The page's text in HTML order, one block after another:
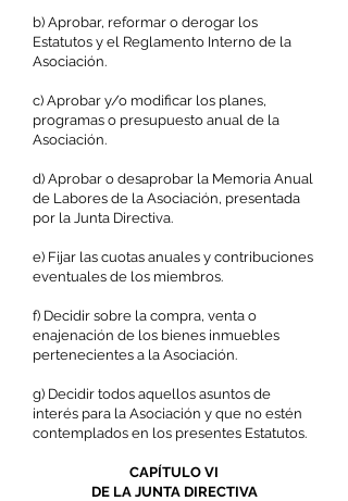
b) Aprobar, reformar o derogar los
Estatutos y el Reglamento Interno de la
Asociación.
c) Aprobar y/o modificar los planes,
programas o presupuesto anual de la
Asociación.
d) Aprobar o desaprobar la Memoria Anual
de Labores de la Asociación, presentada
por la Junta Directiva.
e) Fijar las cuotas anuales y contribuciones
eventuales de los miembros.
f) Decidir sobre la compra, venta o
enajenación de los bienes inmuebles
pertenecientes a la Asociación.
g) Decidir todos aquellos asuntos de
interés para la Asociación y que no estén
contemplados en los presentes Estatutos.
CAPÍTULO VI
DE LA JUNTA DIRECTIVA